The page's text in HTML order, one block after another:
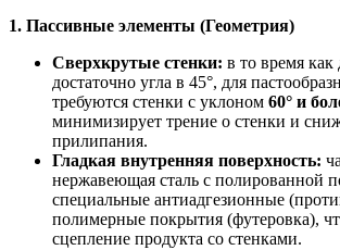
1. Пассивные элементы (Геометрия)
Сверхкрутые стенки: в то время как
достаточно угла в 45°, для
требуются стенки с уклоном 60° и
минимизирует трение о стенки и
прилипания.
Гладкая внутренняя поверхность:
нержавеющая сталь с полированной
специальные антиадгезионные
полимерные покрытия (футеровка),
сцепление продукта со стенками.